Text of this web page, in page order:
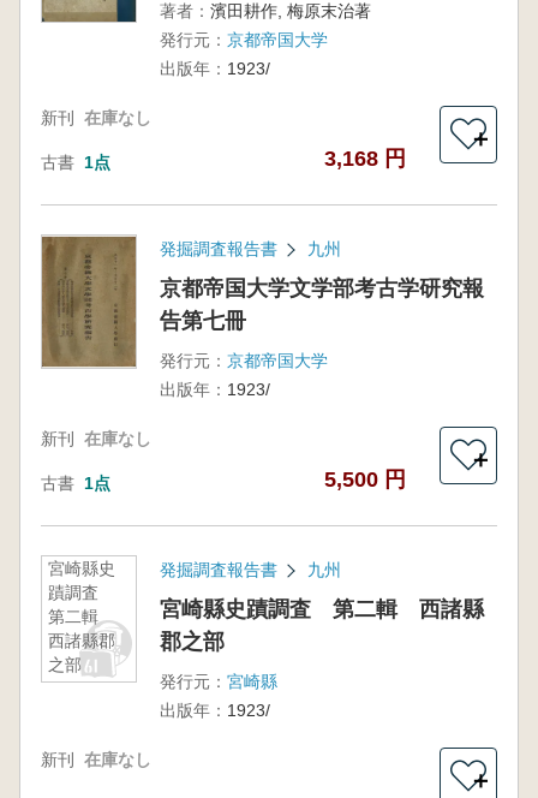
著者： 濱田耕作, 梅原末治著
発行元： 京都帝国大学
出版年： 1923/
新刊 在庫なし
古書 1点 3,168 円
＋
発掘調査報告書 九州
京都帝国大学文学部考古学研究報
告第七冊
発行元： 京都帝国大学
出版年： 1923/
新刊 在庫なし
古書 1点 5,500 円
＋
宮崎縣史
蹟調査
第二輯
西諸縣郡
之部
発掘調査報告書 九州
宮崎縣史蹟調査 第二輯 西諸縣
郡之部
発行元： 宮崎縣
出版年： 1923/
新刊 在庫なし
＋